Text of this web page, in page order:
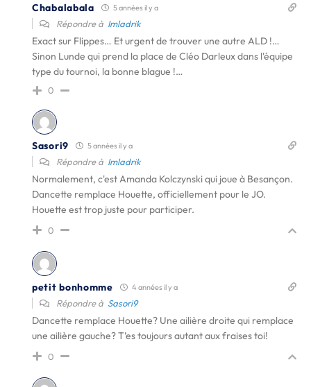
Chabalabala 5 années il y a
Répondre à Imladrik
Exact sur Flippes… Et urgent de trouver une autre ALD !…
Sinon Lunde qui prend la place de Cléo Darleux dans l'équipe
type du tournoi, la bonne blague !…
0
Sasori9 5 années il y a
Répondre à Imladrik
Normalement, c'est Amanda Kolczynski qui joue à Besançon.
Dancette remplace Houette, officiellement pour le JO.
Houette est trop juste pour participer.
0
petit bonhomme 4 années il y a
Répondre à Sasori9
Dancette remplace Houette? Une ailière droite qui remplace
une ailière gauche? T’es toujours autant aux fraises toi!
0